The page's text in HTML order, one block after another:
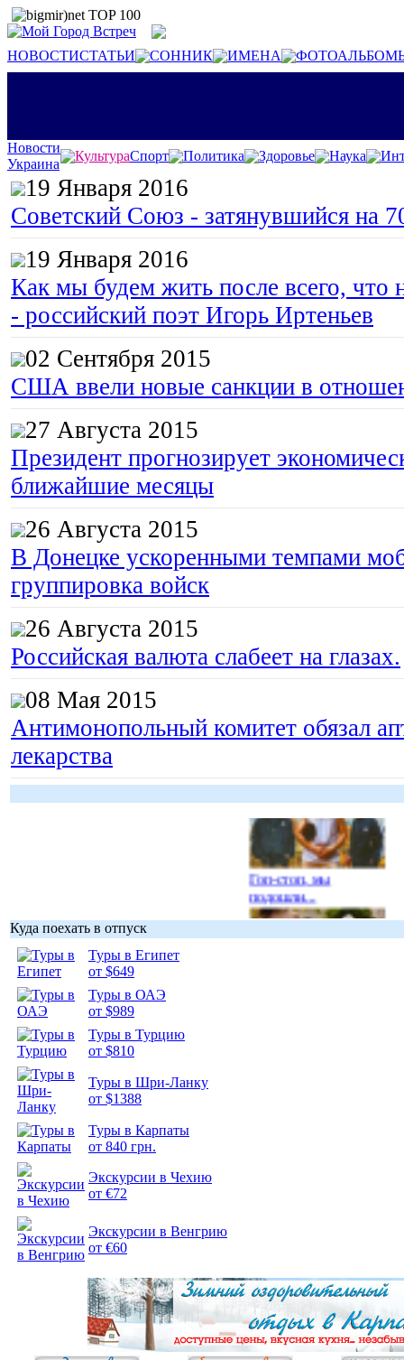
НОВОСТИСТАТЬИ СОННИК ИМЕНА
Новости
Украина
КультураСпорт Политика Здоровье Наука
19 Января 2016
Советский Союз - затянувшийся на
19 Января 2016
Как мы будем жить после всего, что
- российский поэт Игорь Иртеньев
02 Сентября 2015
США ввели новые санкции в
27 Августа 2015
Президент прогнозирует
ближайшие месяцы
26 Августа 2015
В Донецке ускоренными темпами
группировка войск
26 Августа 2015
Российская валюта слабеет на глазах.
08 Мая 2015
Антимонопольный комитет обязал
лекарства
Гоп-стоп, мы
подошли...
Куда поехать в отпуск
Туры в Египет
от $649
Туры в ОАЭ
от $989
Туры в Турцию
от $810
Туры в Шри-Ланку
от $1388
Туры в Карпаты
от 840 грн.
Экскурсии в Чехию
от €72
Экскурсии в Венгрию
от €60